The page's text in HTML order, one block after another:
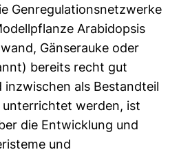
Genregulationsnetzwerke
Arabidopsis
Gänserauke oder
bereits recht gut
als Bestandteil
unterrichtet werden, ist
die Entwicklung und
und